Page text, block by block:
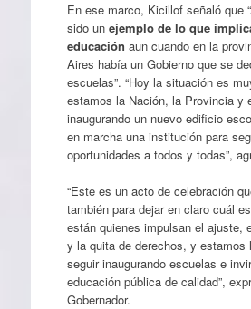
En ese marco, Kicillof señaló que
sido un ejemplo de lo que
educación aun cuando en la
Aires había un Gobierno que se
escuelas”. “Hoy la situación es
estamos la Nación, la Provincia y
inaugurando un nuevo edificio
en marcha una institución para
oportunidades a todos y todas”,
“Este es un acto de celebración
también para dejar en claro cuál
están quienes impulsan el ajuste,
y la quita de derechos, y estamos
seguir inaugurando escuelas e
educación pública de calidad”,
Gobernador.